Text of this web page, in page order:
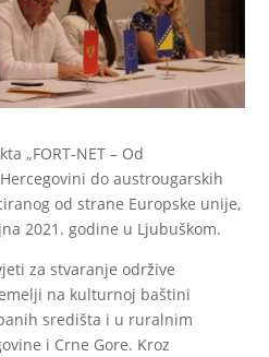
„FORT-NET – Od
do austrougarskih
od strane Europske unije,
2021. godine u Ljubuškom.
za stvaranje održive
na kulturnoj baštini
središta i u ruralnim
i Crne Gore. Kroz